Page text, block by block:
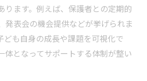
ります。例えば、保護者との定期的
発表会の機会提供などが挙げられま
ども自身の成長や課題を可視化で
体となってサポートする体制が整い